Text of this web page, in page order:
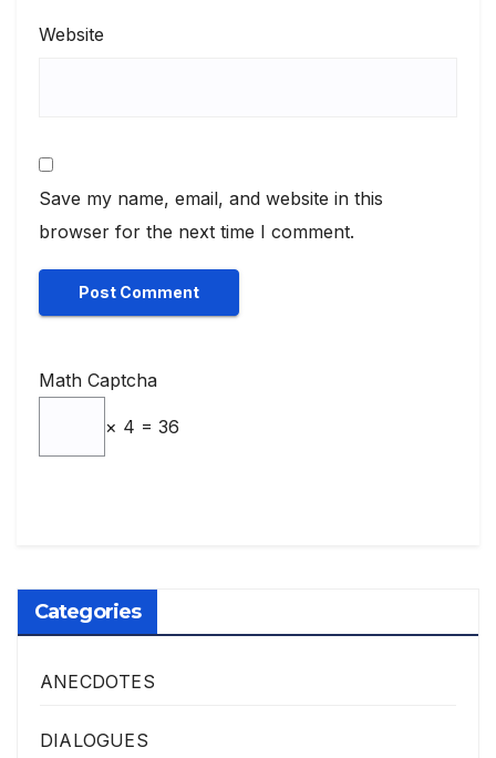
Website
Save my name, email, and website in this
browser for the next time I comment.
Math Captcha
× 4 = 36
Categories
ANECDOTES
DIALOGUES